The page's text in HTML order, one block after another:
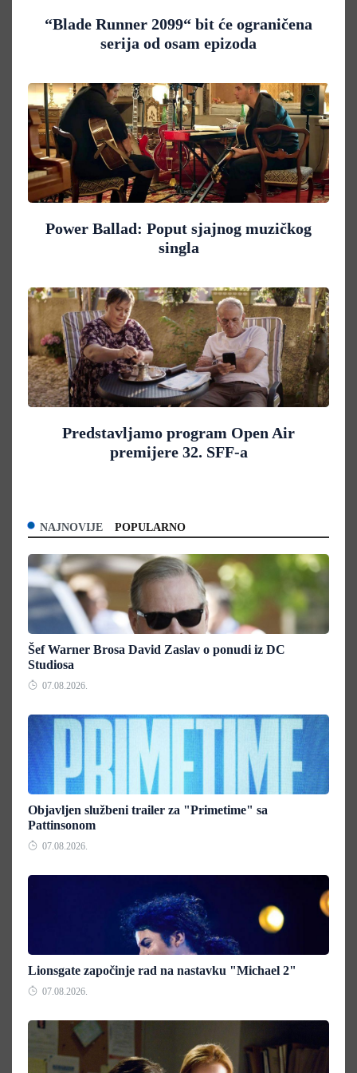
“Blade Runner 2099“ bit će ograničena
serija od osam epizoda
Power Ballad: Poput sjajnog muzičkog
singla
Predstavljamo program Open Air
premijere 32. SFF-a
NAJNOVIJE POPULARNO
Šef Warner Brosa David Zaslav o ponudi iz DC
Studiosa
07.08.2026.
Objavljen službeni trailer za "Primetime" sa
Pattinsonom
07.08.2026.
Lionsgate započinje rad na nastavku "Michael 2"
07.08.2026.